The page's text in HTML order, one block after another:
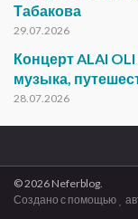
Табакова
29.07.2026
Концерт ALAI
музыка,
28.07.2026
© 2026 Neferblog.
Создано с помощью